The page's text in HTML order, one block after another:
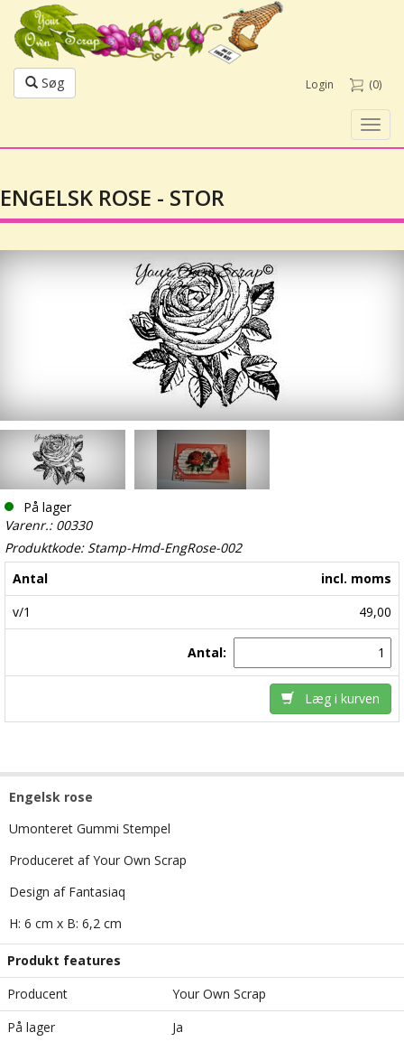
Søg Login (0)
ENGELSK ROSE - STOR
På lager
Varenr.: 00330
Produktkode: Stamp-Hmd-EngRose-002
Antal
incl. moms
v/1
49,00
Antal:
Læg i kurven
Engelsk rose
Umonteret Gummi Stempel
Produceret af Your Own Scrap
Design af Fantasiaq
H: 6 cm x B: 6,2 cm
Produkt features
Producent
Your Own Scrap
På lager
Ja